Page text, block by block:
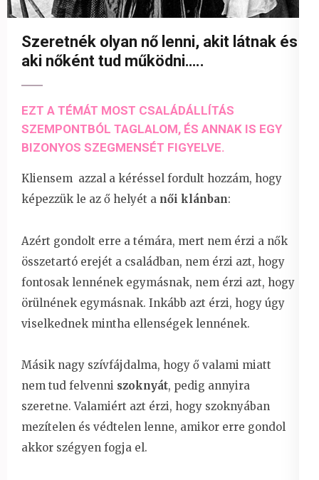
Szeretnék olyan nő lenni, akit látnak és
aki nőként tud működni…..
EZT A TÉMÁT MOST CSALÁDÁLLÍTÁS
SZEMPONTBÓL TAGLALOM, ÉS ANNAK IS EGY
BIZONYOS SZEGMENSÉT FIGYELVE.
Kliensem azzal a kéréssel fordult hozzám, hogy
képezzük le az ő helyét a női klánban:
Azért gondolt erre a témára, mert nem érzi a nők
összetartó erejét a családban, nem érzi azt, hogy
fontosak lennének egymásnak, nem érzi azt, hogy
örülnének egymásnak. Inkább azt érzi, hogy úgy
viselkednek mintha ellenségek lennének.
Másik nagy szívfájdalma, hogy ő valami miatt
nem tud felvenni szoknyát, pedig annyira
szeretne. Valamiért azt érzi, hogy szoknyában
mezítelen és védtelen lenne, amikor erre gondol
akkor szégyen fogja el.